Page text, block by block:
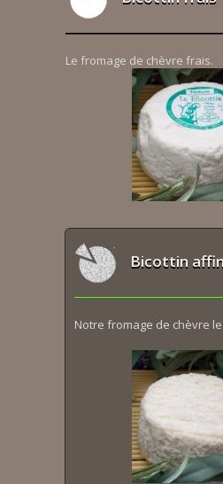
Le fromage de chèvre frais.
Bicottin
Notre fromage de chèvre